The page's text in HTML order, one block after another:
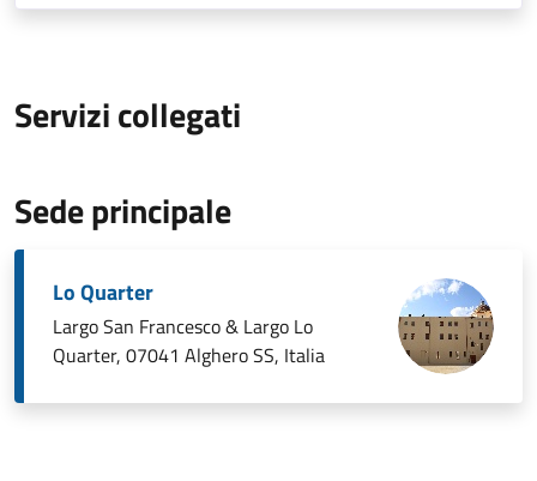
Servizi collegati
Sede principale
Lo Quarter
Largo San Francesco & Largo Lo
Quarter, 07041 Alghero SS, Italia